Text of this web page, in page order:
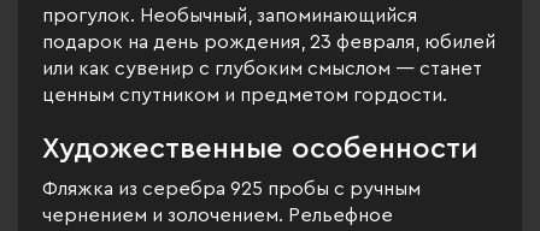
прогулок. Необычный, запоминающийся
подарок на день рождения, 23 февраля, юбилей
или как сувенир с глубоким смыслом — станет
ценным спутником и предметом гордости.
Художественные особенности
Фляжка из серебра 925 пробы с ручным
чернением и золочением. Рельефное